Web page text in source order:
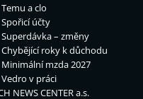
Temu a clo
Spořicí účty
Superdávka – změny
Chybějící roky k důchodu
Minimální mzda 2027
Vedro v práci
NEWS CENTER a.s.